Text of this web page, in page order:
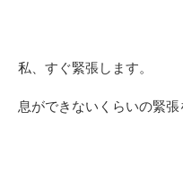
私、すぐ緊張します。
息ができないくらいの緊張